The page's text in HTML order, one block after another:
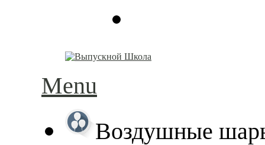
Menu
Воздушные